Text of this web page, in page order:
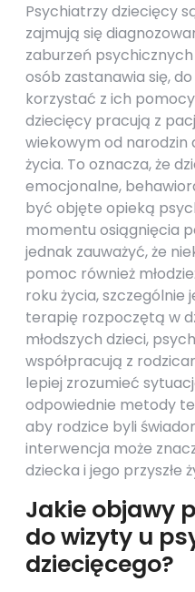
Psychiatrzy dziecięcy
zajmują się
zaburzeń psychicznych
osób zastanawia się,
korzystać z ich
dziecięcy pracują z
wiekowym od narodzin
życia. To oznacza, że
emocjonalne,
być objęte opieką
momentu osiągnięcia
jednak zauważyć, że
pomoc również
roku życia, szczególnie
terapię rozpoczętą w
młodszych dzieci,
współpracują z
lepiej zrozumieć
odpowiednie metody
aby rodzice byli
interwencja może
dziecka i jego przyszłe
Jakie objawy
do wizyty u
dziecięcego?